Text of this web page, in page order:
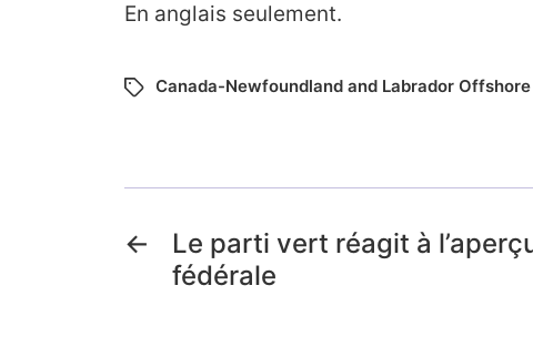
En anglais seulement.
Canada-Newfoundland and Labrador
←
Le parti vert réagit à
fédérale